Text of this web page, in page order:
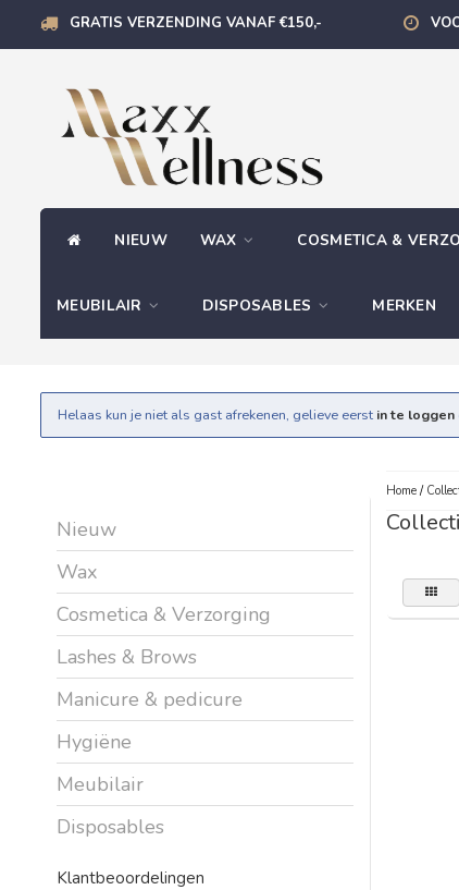
GRATIS VERZENDING VANAF €150,-
NIEUW WAX COSMETICA &
MEUBILAIR DISPOSABLES MERKEN
Helaas kun je niet als gast afrekenen, gelieve eerst in te loggen
Nieuw
Wax
Cosmetica & Verzorging
Lashes & Brows
Manicure & pedicure
Hygiëne
Meubilair
Disposables
Klantbeoordelingen
Home/